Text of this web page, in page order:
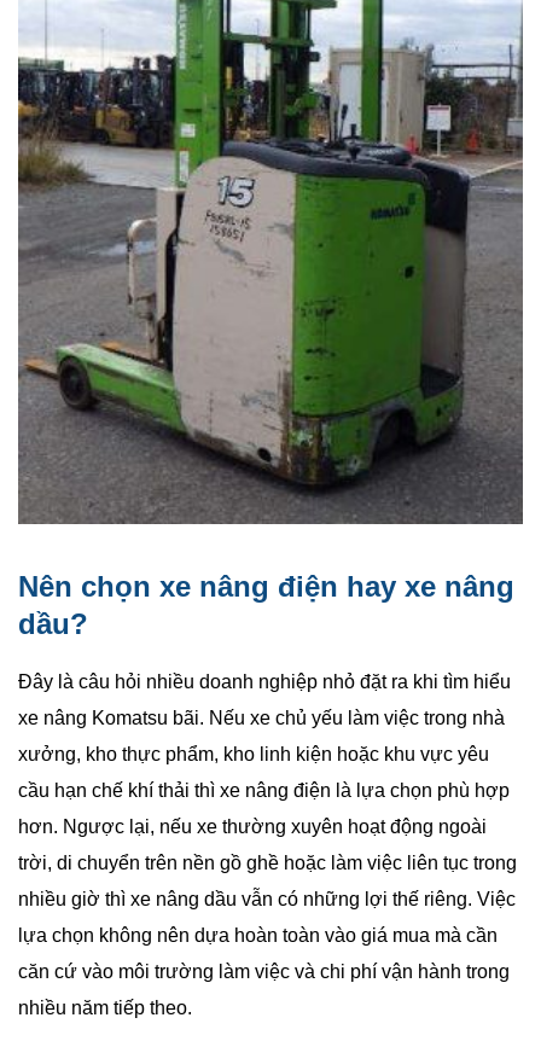
Nên chọn xe nâng điện hay xe nâng
dầu?
Đây là câu hỏi nhiều doanh nghiệp nhỏ đặt ra khi tìm hiểu
xe nâng Komatsu bãi. Nếu xe chủ yếu làm việc trong nhà
xưởng, kho thực phẩm, kho linh kiện hoặc khu vực yêu
cầu hạn chế khí thải thì xe nâng điện là lựa chọn phù hợp
hơn. Ngược lại, nếu xe thường xuyên hoạt động ngoài
trời, di chuyển trên nền gồ ghề hoặc làm việc liên tục trong
nhiều giờ thì xe nâng dầu vẫn có những lợi thế riêng. Việc
lựa chọn không nên dựa hoàn toàn vào giá mua mà cần
căn cứ vào môi trường làm việc và chi phí vận hành trong
nhiều năm tiếp theo.